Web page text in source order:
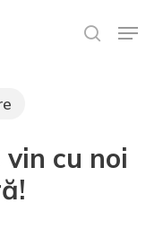
search
Meniu rapid
cu noi